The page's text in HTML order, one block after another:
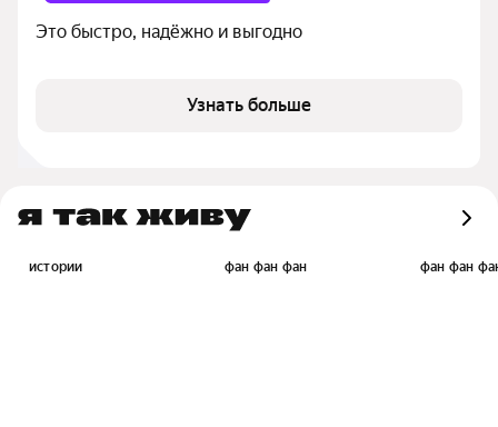
Это быстро, надёжно и выгодно
Узнать больше
истории фан фан фан фан фан